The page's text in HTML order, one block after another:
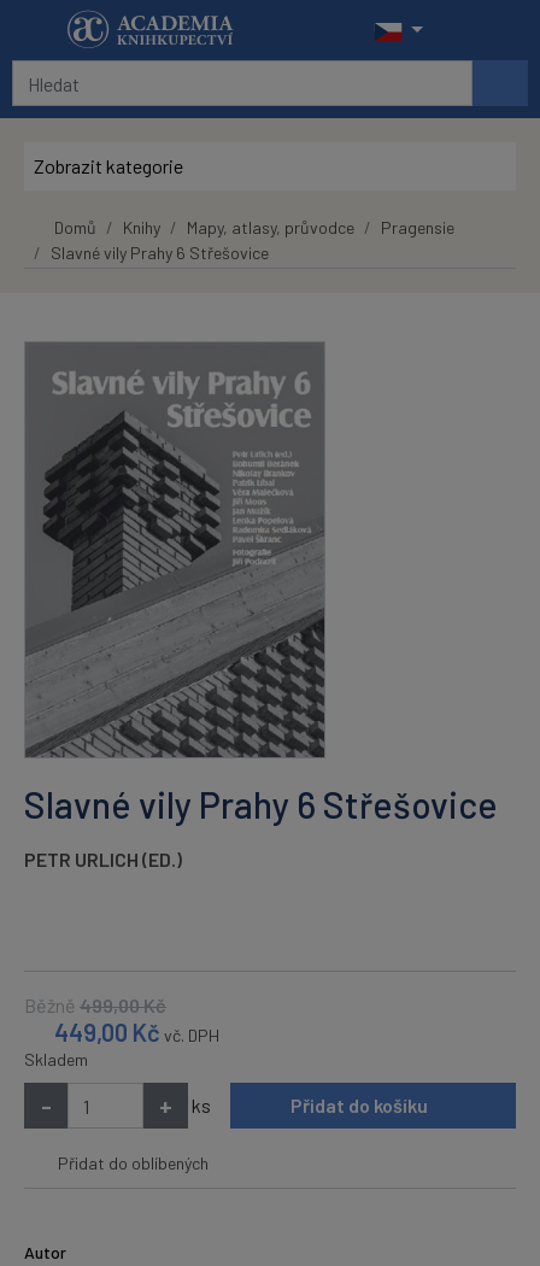
Přeskočit na hlavní obsah
Zobrazit kategorie
Domů Knihy Mapy, atlasy, průvodce
Pragensie
Slavné vily Prahy 6 Střešovice
Slavné vily Prahy 6 Střešovice
PETR URLICH (ED.)
Běžně 499,00Kč
449,00 Kč vč. DPH
Skladem
- + ks Přidat do košíku
Přidat do oblíbených
Autor